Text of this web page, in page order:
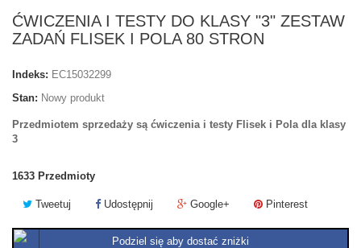
ĆWICZENIA I TESTY DO KLASY "3" ZESTAW
ZADAŃ FLISEK I POLA 80 STRON
Indeks: EC15032299
Stan: Nowy produkt
Przedmiotem sprzedaży są ćwiczenia i testy Flisek i Pola dla klasy
3
1633 Przedmioty
Tweetuj Udostępnij Google+ Pinterest
Podziel się aby dostać zniżki